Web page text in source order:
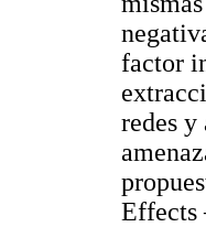
factor
redes y
Effects